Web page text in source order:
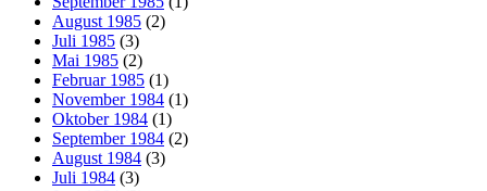
August 1985 (2)
Juli 1985 (3)
Mai 1985 (2)
Februar 1985 (1)
November 1984 (1)
Oktober 1984 (1)
September 1984 (2)
August 1984 (3)
Juli 1984 (3)